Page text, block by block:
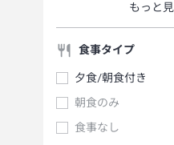
もっと
食事タイプ
夕食/朝食付き
朝食のみ
食事なし